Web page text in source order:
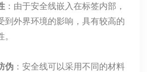
：由于安全线嵌入在标签内部，
到外界环境的影响，具有较高的
伪 ：安全线可以采用不同的材料